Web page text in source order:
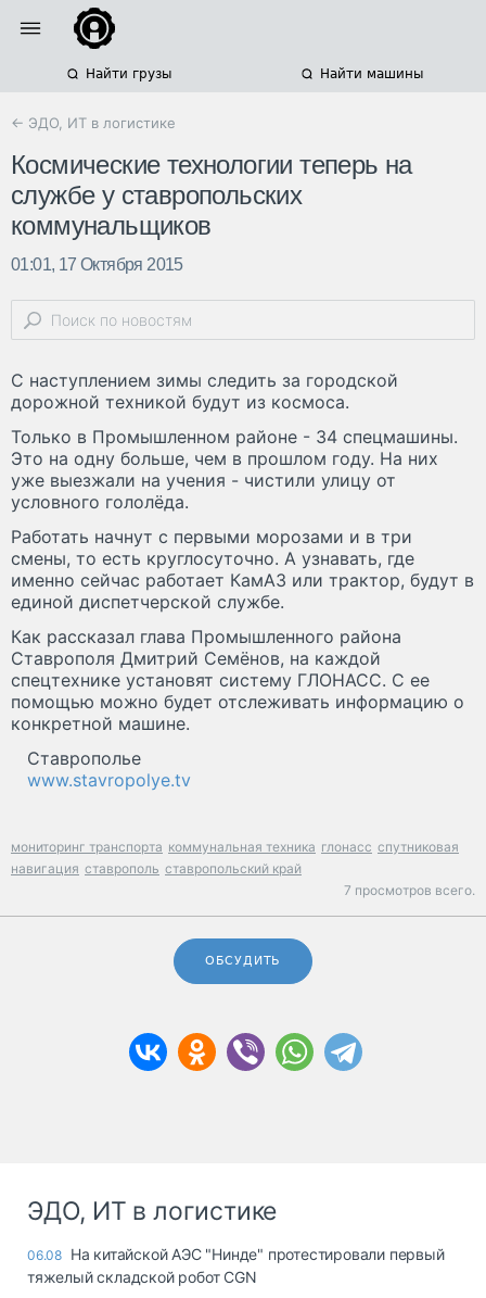
Найти грузы Найти машины
← ЭДО, ИТ в логистике
Космические технологии теперь на
службе у ставропольских
коммунальщиков
01:01, 17 Октября 2015
С наступлением зимы следить за городской
дорожной техникой будут из космоса.
Только в Промышленном районе - 34 спецмашины.
Это на одну больше, чем в прошлом году. На них
уже выезжали на учения - чистили улицу от
условного гололёда.
Работать начнут с первыми морозами и в три
смены, то есть круглосуточно. А узнавать, где
именно сейчас работает КамАЗ или трактор, будут в
единой диспетчерской службе.
Как рассказал глава Промышленного района
Ставрополя Дмитрий Семёнов, на каждой
спецтехнике установят систему ГЛОНАСС. С ее
помощью можно будет отслеживать информацию о
конкретной машине.
Ставрополье
www.stavropolye.tv
мониторинг транспорта коммунальная техника глонасс спутниковая
навигация ставрополь ставропольский край
7 просмотров всего.
ОБСУДИТЬ
ЭДО, ИТ в логистике
06.08 На китайской АЭС "Нинде" протестировали первый
тяжелый складской робот CGN